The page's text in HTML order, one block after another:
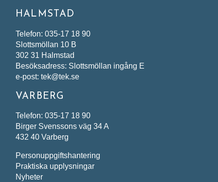
HALMSTAD
Telefon: 035-17 18 90
Slottsmöllan 10 B
302 31 Halmstad
Besöksadress: Slottsmöllan ingång E
e-post: tek@tek.se
VARBERG
Telefon: 035-17 18 90
Birger Svenssons väg 34 A
432 40 Varberg
Personuppgiftshantering
Praktiska upplysningar
Nyheter